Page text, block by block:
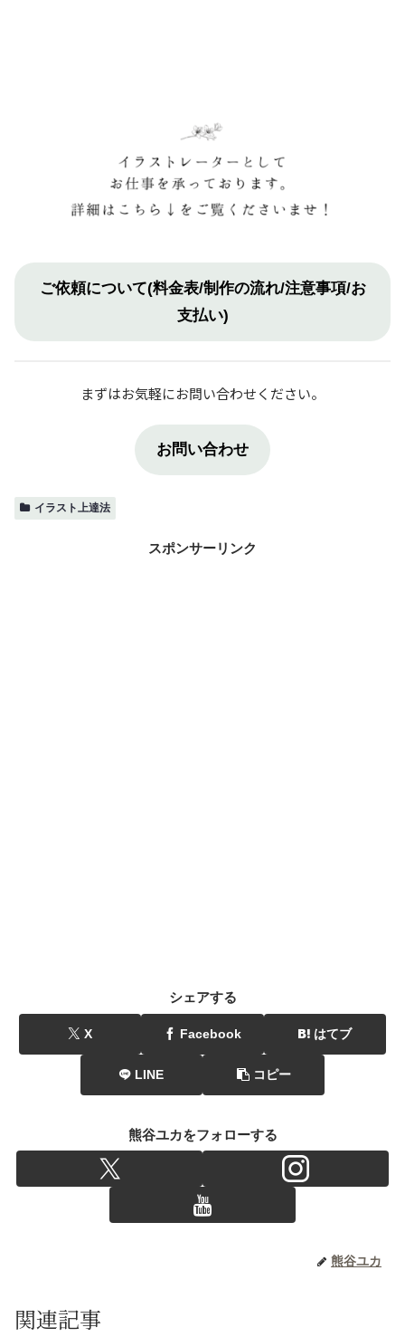
ご依頼について(料金表/制作の流れ/注意事項/お
支払い)
まずはお気軽にお問い合わせください。
お問い合わせ
イラスト上達法
スポンサーリンク
シェアする
X Facebook はてブ
LINE コピー
熊谷ユカをフォローする
熊谷ユカ
関連記事